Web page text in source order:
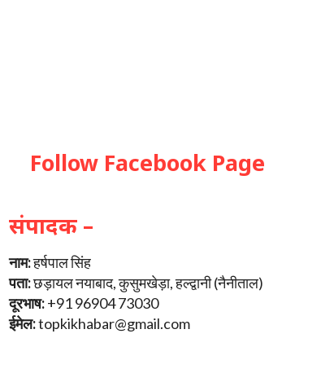
Follow Facebook Page
संपादक –
नाम:हर्षपाल सिंह
पता:छड़ायल नयाबाद, कुसुमखेड़ा, हल्द्वानी (नैनीताल)
दूरभाष:+91 96904 73030
ईमेल:topkikhabar@gmail.com